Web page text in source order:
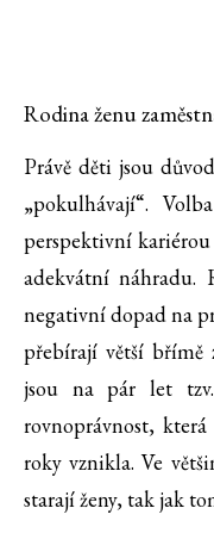
Rodina ženu
Právě děti jsou
„pokulhávají“.
perspektivní
adekvátní náhradu.
negativní dopad na
přebírají větší
jsou na pár let
rovnoprávnost,
roky vznikla. Ve
starají ženy, tak jak